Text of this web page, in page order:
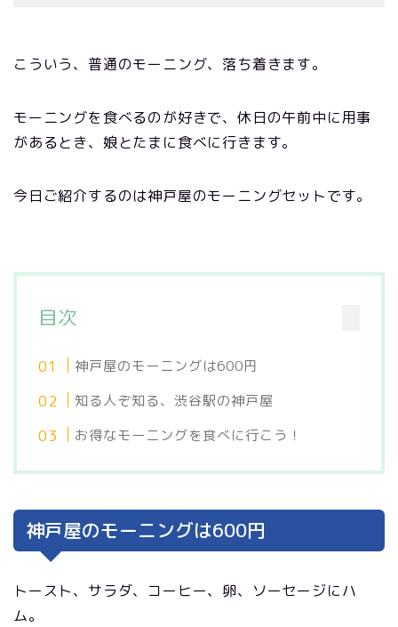
こういう、普通のモーニング、落ち着きます。
モーニングを食べるのが好きで、休日の午前中に用事
があるとき、娘とたまに食べに行きます。
今日ご紹介するのは神戸屋のモーニングセットです。
目次
神戸屋のモーニングは600円
知る人ぞ知る、渋谷駅の神戸屋
お得なモーニングを食べに行こう！
神戸屋のモーニングは600円
トースト、サラダ、コーヒー、卵、ソーセージにハ
ム。